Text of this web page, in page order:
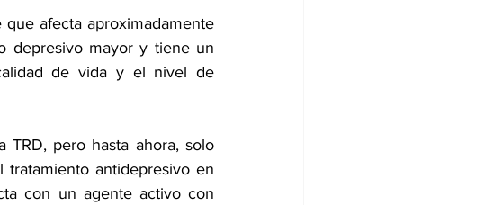
afecta aproximadamente
depresivo mayor y tiene un
de vida y el nivel de
TRD, pero hasta ahora, solo
tratamiento antidepresivo en
con un agente activo con